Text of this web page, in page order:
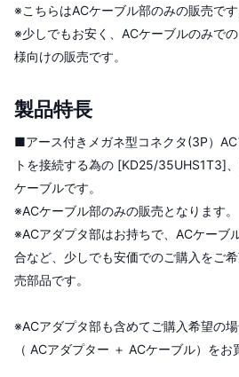
※こちらはACケーブル部のみの販売です
※少しでもお安く、ACケーブルのみで
様向けの販売です。
製品特長
■アース付きメガネ型コネクタ(3P）
トを接続する為の [KD25/35UHS1T3]
ケーブルです。
※ACケーブル部のみの販売となります。
※ACアダプタ部はお持ちで、ACケーブ
合など、少しでも安価でのご購入をご
売部品です。
※ACアダプタ部も含めてご購入希望の
（ ACアダプター ＋ ACケーブル）をお